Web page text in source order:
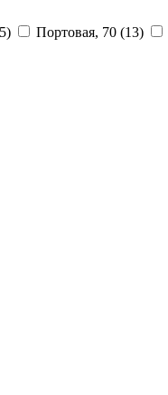
Портовая, 70 (13)